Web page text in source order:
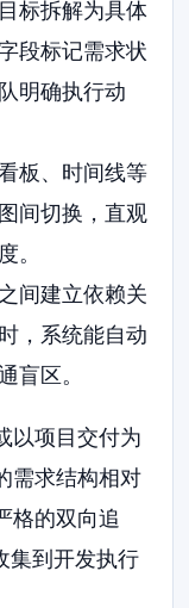
标拆解为具体
段标记需求状
明确执行动
板、时间线等
间切换，直观
。
间建立依赖关
，系统能自动
盲区。
以项目交付为
需求结构相对
格的双向追
集到开发执行